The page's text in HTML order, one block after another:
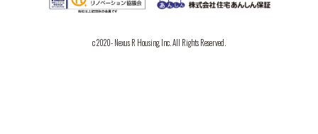
c 2020- Nexus R Housing, Inc. All Rights Reserved.